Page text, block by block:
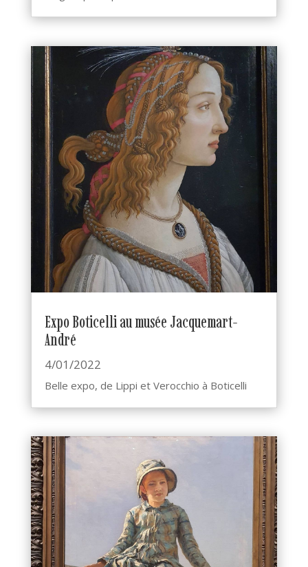
Expo Boticelli au musée Jacquemart-
André
4/01/2022
Belle expo, de Lippi et Verocchio à Boticelli